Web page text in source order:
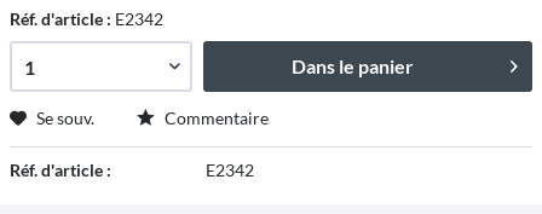
Réf. d'article : E2342
Dans le panier
Se souv. Commentaire
Réf. d'article : E2342